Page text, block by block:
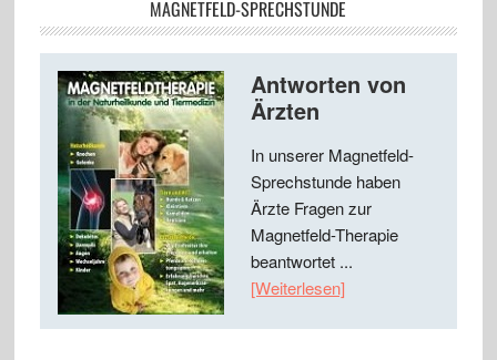
MAGNETFELD-SPRECHSTUNDE
Antworten von
Ärzten
In unserer Magnetfeld-
Sprechstunde haben
Ärzte Fragen zur
Magnetfeld-Therapie
beantwortet ...
[Weiterlesen]